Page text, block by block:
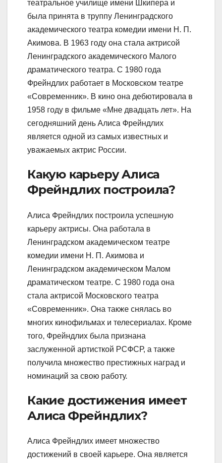
театральное училище имени Шкипера и
была принята в труппу Ленинградского
академического театра комедии имени Н. П.
Акимова. В 1963 году она стала актрисой
Ленинградского академического Малого
драматического театра. С 1980 года
Фрейндлих работает в Московском театре
«Современник». В кино она дебютировала в
1958 году в фильме «Мне двадцать лет». На
сегодняшний день Алиса Фрейндлих
является одной из самых известных и
уважаемых актрис России.
Какую карьеру Алиса
Фрейндлих построила?
Алиса Фрейндлих построила успешную
карьеру актрисы. Она работала в
Ленинградском академическом театре
комедии имени Н. П. Акимова и
Ленинградском академическом Малом
драматическом театре. С 1980 года она
стала актрисой Московского театра
«Современник». Она также снялась во
многих кинофильмах и телесериалах. Кроме
того, Фрейндлих была признана
заслуженной артисткой РСФСР, а также
получила множество престижных наград и
номинаций за свою работу.
Какие достижения имеет
Алиса Фрейндлих?
Алиса Фрейндлих имеет множество
достижений в своей карьере. Она является